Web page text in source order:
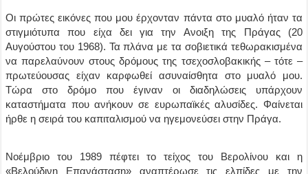
Οι πρώτες εικόνες που μου έρχονταν πάντα στο μυαλό ήταν τα
στιγμιότυπα που είχα δει για την Ανοιξη της Πράγας (20
Αυγούστου του 1968). Τα πλάνα με τα σοβιετικά τεθωρακισμένα
να παρελαύνουν στους δρόμους της τσεχοσλοβακικής – τότε –
πρωτεύουσας είχαν καρφωθεί ασυναίσθητα στο μυαλό μου.
Τώρα στο δρόμο που έγιναν οι διαδηλώσεις υπάρχουν
καταστήματα που ανήκουν σε ευρωπαϊκές αλυσίδες. Φαίνεται
ήρθε η σειρά του καπιταλισμού να ηγεμονεύσει στην Πράγα.
Νοέμβριο του 1989 πέφτει το τείχος του Βερολίνου και η
«Βελούδινη Επανάσταση» αναπτέρωσε τις ελπίδες με την